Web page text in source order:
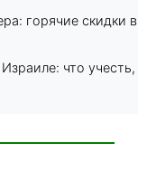
горячие скидки в
что учесть,